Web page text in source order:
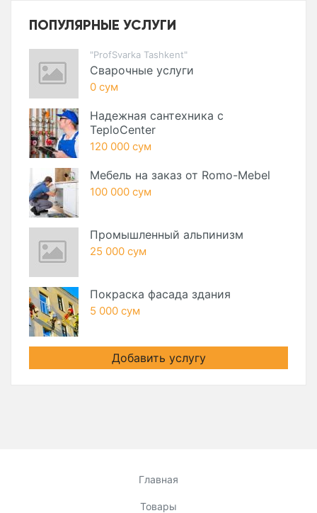
ПОПУЛЯРНЫЕ УСЛУГИ
"ProfSvarka Tashkent"
Сварочные услуги
0 сум
Надежная сантехника с
TeploCenter
120 000 сум
Мебель на заказ от Romo-Mebel
100 000 сум
Промышленный альпинизм
25 000 сум
Покраска фасада здания
5 000 сум
Добавить услугу
Главная
Товары